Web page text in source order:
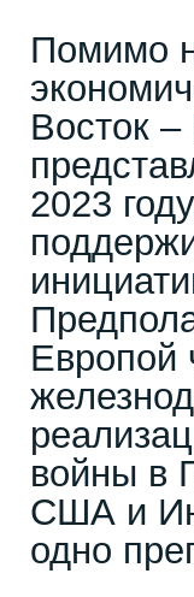
Помимо
Восток
2023
Европой
войны в
США и
одно